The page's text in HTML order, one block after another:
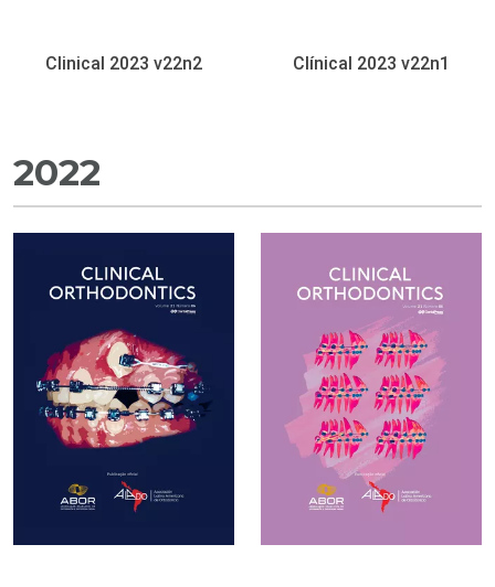
Clinical 2023 v22n2 Clínical 2023 v22n1
2022